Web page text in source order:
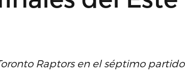
Raptors en el séptimo partido